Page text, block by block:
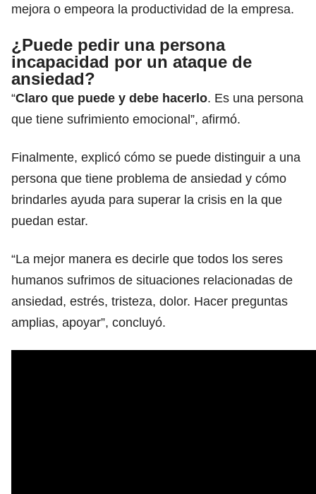
mejora o empeora la productividad de la empresa.
¿Puede pedir una persona
incapacidad por un ataque de
ansiedad?
“Claro que puede y debe hacerlo. Es una persona
que tiene sufrimiento emocional”, afirmó.
Finalmente, explicó cómo se puede distinguir a una
persona que tiene problema de ansiedad y cómo
brindarles ayuda para superar la crisis en la que
puedan estar.
“La mejor manera es decirle que todos los seres
humanos sufrimos de situaciones relacionadas de
ansiedad, estrés, tristeza, dolor. Hacer preguntas
amplias, apoyar”, concluyó.